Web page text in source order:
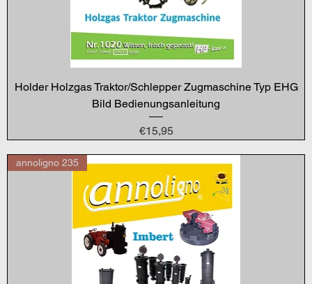
Holder Holzgas Traktor/Schlepper Zugmaschine Typ EHG
Bild Bedienungsanleitung
Price
€15,95
annoligno 235